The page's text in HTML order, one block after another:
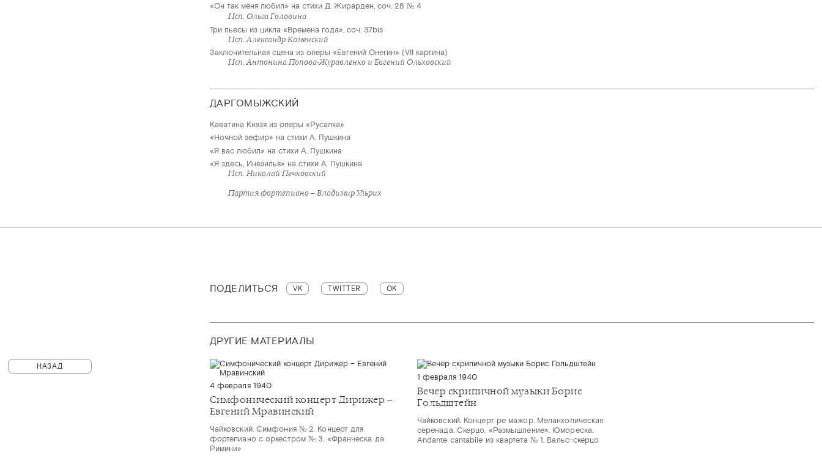
«Он так меня любил» на стихи Д. Жирарден, соч. 28 № 4
Исп. Ольга Головина
Три пьесы из цикла «Времена года», соч. 37bis
Исп. Александр Каменский
Заключительная сцена из оперы «Евгений Онегин» (VII картина)
Исп. Антонина Попова-Журавленко и Евгений Ольховский
ДАРГОМЫЖСКИЙ
Каватина Князя из оперы «Русалка»
«Ночной зефир» на стихи А. Пушкина
«Я вас любил» на стихи А. Пушкина
«Я здесь, Инезилья» на стихи А. Пушкина
Исп. Николай Печковский
Партия фортепиано – Владимир Ульрих
ПОДЕЛИТЬСЯ VK TWITTER OK
ДРУГИЕ МАТЕРИАЛЫ
1 февраля 1940
Вечер скрипичной музыки Борис
Гольдштейн
Чайковский. Концерт ре мажор. Меланхолическая
серенада. Скерцо. «Размышление». Юмореска.
Andante cantabile из квартета № 1. Вальс-скерцо
4 февраля 1940
Симфонический концерт Дирижер –
Евгений Мравинский
Чайковский. Симфония № 2. Концерт для
фортепиано с оркестром № 3. «Франческа да
Римини»
НАЗАД